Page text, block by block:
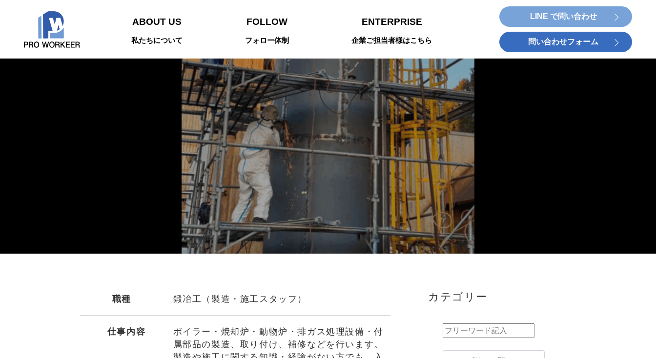
ABOUT US
私たちについて
FOLLOW
フォロー体制
ENTERPRISE
企業ご担当者様はこちら
LINE で問い合わせ
問い合わせフォーム
職種 鍛冶工（製造・施工スタッフ）
仕事内容
ボイラー・焼却炉・動物炉・排ガス処理設備・付
属部品の製造、取り付け、補修などを行います。
カテゴリー